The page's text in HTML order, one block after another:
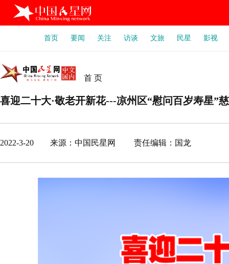
首页 要闻 关注 访谈 文旅 民星 影视
首 页
喜迎二十大·敬老开新花---凉州区“慰问百岁寿星”
2022-3-20 来源：中国民星网 责任编辑：国龙